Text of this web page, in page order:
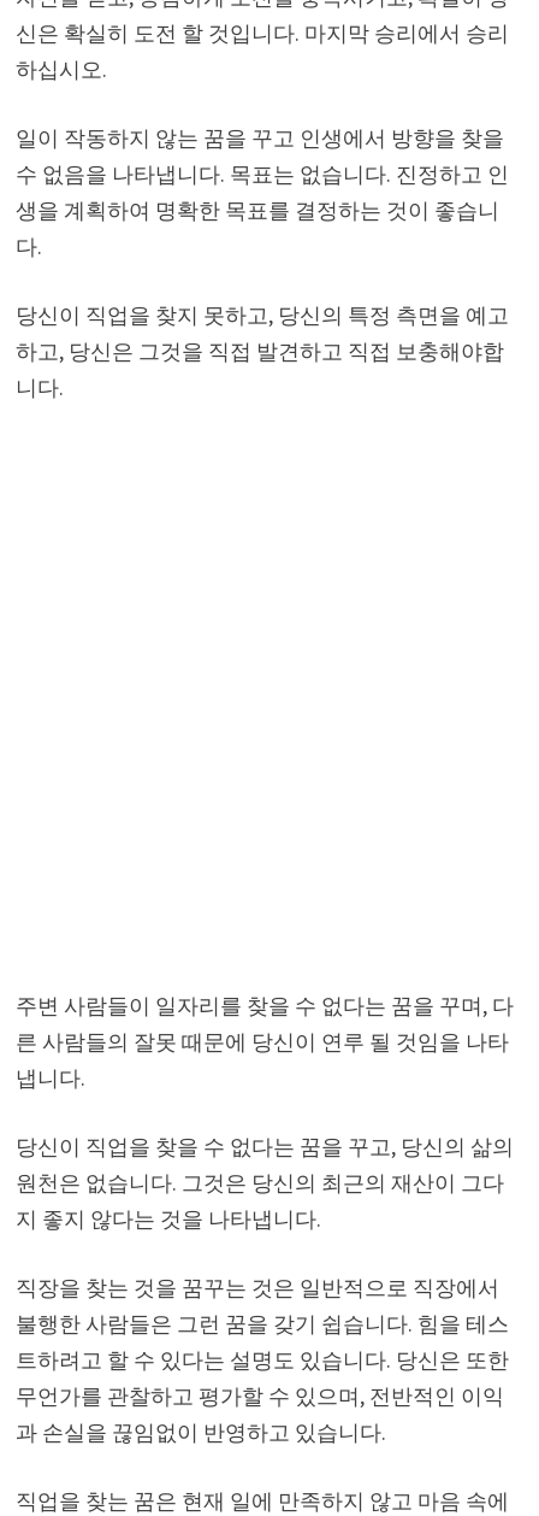
신은 확실히 도전 할 것입니다. 마지막 승리에서 승리
하십시오.
일이 작동하지 않는 꿈을 꾸고 인생에서 방향을 찾을
수 없음을 나타냅니다. 목표는 없습니다. 진정하고 인
생을 계획하여 명확한 목표를 결정하는 것이 좋습니
다.
당신이 직업을 찾지 못하고, 당신의 특정 측면을 예고
하고, 당신은 그것을 직접 발견하고 직접 보충해야합
니다.
주변 사람들이 일자리를 찾을 수 없다는 꿈을 꾸며, 다
른 사람들의 잘못 때문에 당신이 연루 될 것임을 나타
냅니다.
당신이 직업을 찾을 수 없다는 꿈을 꾸고, 당신의 삶의
원천은 없습니다. 그것은 당신의 최근의 재산이 그다
지 좋지 않다는 것을 나타냅니다.
직장을 찾는 것을 꿈꾸는 것은 일반적으로 직장에서
불행한 사람들은 그런 꿈을 갖기 쉽습니다. 힘을 테스
트하려고 할 수 있다는 설명도 있습니다. 당신은 또한
무언가를 관찰하고 평가할 수 있으며, 전반적인 이익
과 손실을 끊임없이 반영하고 있습니다.
직업을 찾는 꿈은 현재 일에 만족하지 않고 마음 속에